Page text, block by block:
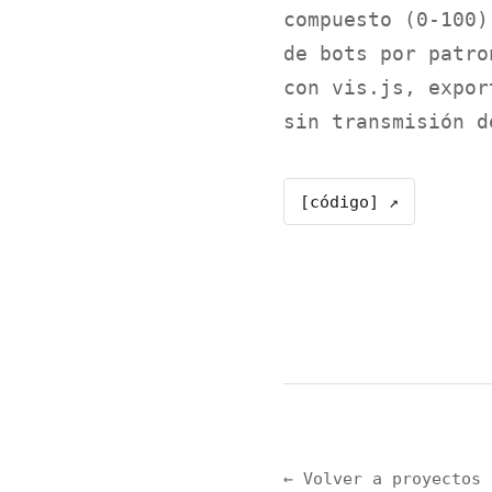
compuesto (0-
de bots por
con vis.js,
sin transmisión
[código] ↗
← Volver a proyectos